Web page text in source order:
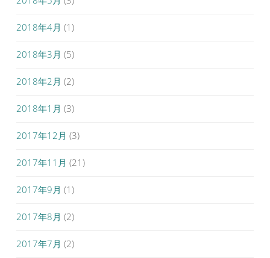
2018年4月 (1)
2018年3月 (5)
2018年2月 (2)
2018年1月 (3)
2017年12月 (3)
2017年11月 (21)
2017年9月 (1)
2017年8月 (2)
2017年7月 (2)